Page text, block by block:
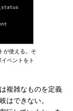
が使える。そ
ベントをト
複雑なものを定義
はできない。